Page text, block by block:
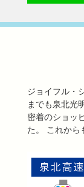
ジョイフル・
までも泉北光
密着のショッ
た。 これから